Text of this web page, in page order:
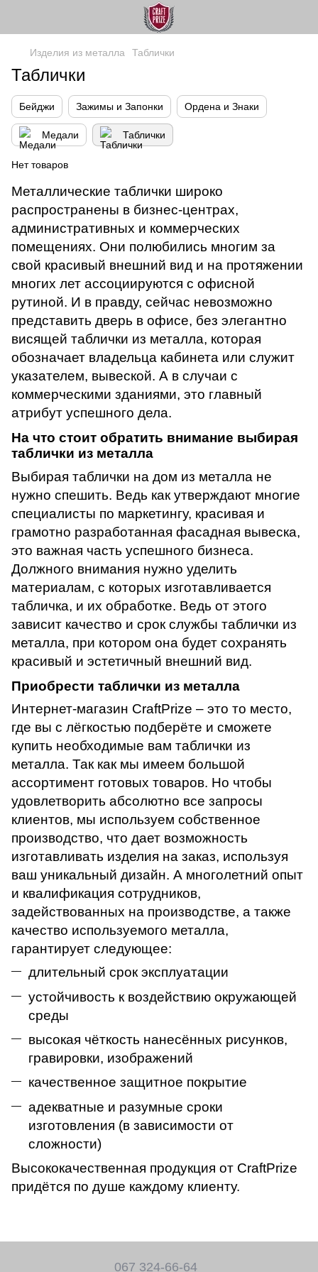
Изделия из металла Таблички
Таблички
Бейджи Зажимы и Запонки Ордена и Знаки
Медали Таблички
Нет товаров
Металлические таблички широко
распространены в бизнес-центрах,
административных и коммерческих
помещениях. Они полюбились многим за
свой красивый внешний вид и на протяжении
многих лет ассоциируются с офисной
рутиной. И в правду, сейчас невозможно
представить дверь в офисе, без элегантно
висящей таблички из металла, которая
обозначает владельца кабинета или служит
указателем, вывеской. А в случаи с
коммерческими зданиями, это главный
атрибут успешного дела.
На что стоит обратить внимание выбирая
таблички из металла
Выбирая таблички на дом из металла не
нужно спешить. Ведь как утверждают многие
специалисты по маркетингу, красивая и
грамотно разработанная фасадная вывеска,
это важная часть успешного бизнеса.
Должного внимания нужно уделить
материалам, с которых изготавливается
табличка, и их обработке. Ведь от этого
зависит качество и срок службы таблички из
металла, при котором она будет сохранять
красивый и эстетичный внешний вид.
Приобрести таблички из металла
Интернет-магазин CraftPrize – это то место,
где вы с лёгкостью подберёте и сможете
купить необходимые вам таблички из
металла. Так как мы имеем большой
ассортимент готовых товаров. Но чтобы
удовлетворить абсолютно все запросы
клиентов, мы используем собственное
производство, что дает возможность
изготавливать изделия на заказ, используя
ваш уникальный дизайн. А многолетний опыт
и квалификация сотрудников,
задействованных на производстве, а также
качество используемого металла,
гарантирует следующее:
длительный срок эксплуатации
устойчивость к воздействию окружающей
среды
высокая чёткость нанесённых рисунков,
гравировки, изображений
качественное защитное покрытие
адекватные и разумные сроки
изготовления (в зависимости от
сложности)
Высококачественная продукция от CraftPrize
придётся по душе каждому клиенту.
067 324-66-64